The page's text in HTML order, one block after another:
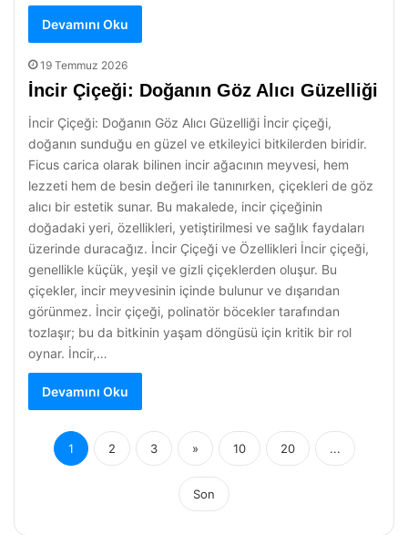
Devamını Oku
19 Temmuz 2026
İncir Çiçeği: Doğanın Göz Alıcı Güzelliği
İncir Çiçeği: Doğanın Göz Alıcı Güzelliği İncir çiçeği,
doğanın sunduğu en güzel ve etkileyici bitkilerden biridir.
Ficus carica olarak bilinen incir ağacının meyvesi, hem
lezzeti hem de besin değeri ile tanınırken, çiçekleri de göz
alıcı bir estetik sunar. Bu makalede, incir çiçeğinin
doğadaki yeri, özellikleri, yetiştirilmesi ve sağlık faydaları
üzerinde duracağız. İncir Çiçeği ve Özellikleri İncir çiçeği,
genellikle küçük, yeşil ve gizli çiçeklerden oluşur. Bu
çiçekler, incir meyvesinin içinde bulunur ve dışarıdan
görünmez. İncir çiçeği, polinatör böcekler tarafından
tozlaşır; bu da bitkinin yaşam döngüsü için kritik bir rol
oynar. İncir,…
Devamını Oku
1 2 3 » 10 20 ...
Son